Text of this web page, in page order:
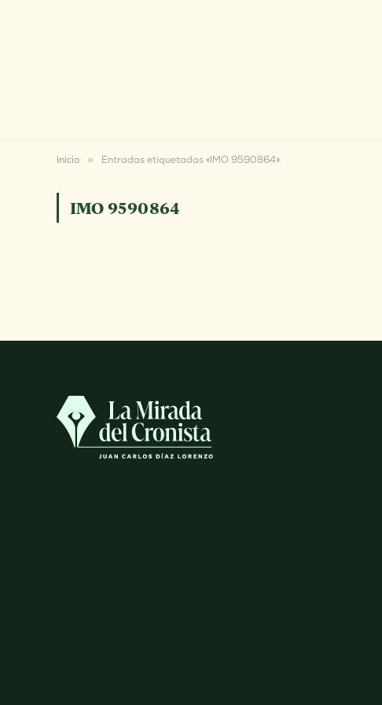
Inicio » Entradas etiquetadas «IMO 9590864»
IMO 9590864